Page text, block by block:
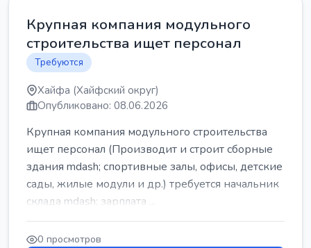
Крупная компания модульного
строительства ищет персонал
Требуются
Хайфа (Хайфский округ)
Опубликовано: 08.06.2026
Крупная компания модульного строительства
ищет персонал (Производит и строит сборные
здания mdash; спортивные залы, офисы, детские
сады, жилые модули и др.) требуется начальник
склада mdash; зарплата ...
0 просмотров